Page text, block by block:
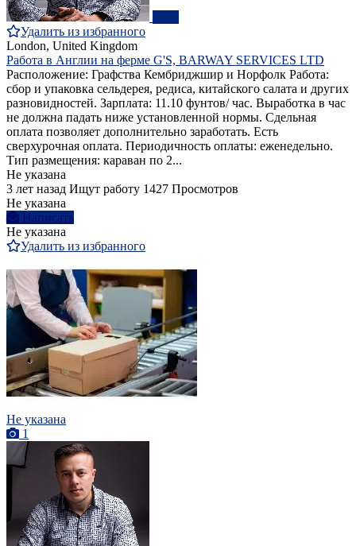
Удалить из избранного
London, United Kingdom
Работа в Англии на ферме G'S, BARWAY SERVICES LTD
Расположение: Графства Кембриджшир и Норфолк Работа:
сбор и упаковка сельдерея, редиса, китайского салата и других
разновидностей. Зарплата: 11.10 фунтов/ час. Выработка в час
не должна падать ниже установленной нормы. Сдельная
оплата позволяет дополнительно заработать. Есть
сверхурочная оплата. Периодичность оплаты: еженедельно.
Тип размещения: караван по 2...
Не указана
3 лет назад Ищут работу 1427 Просмотров
Не указана
Написать
Не указана
Удалить из избранного
Не указана
1